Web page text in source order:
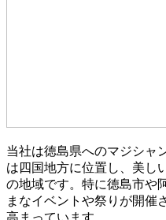
当社は徳島県へのマジシャ
は四国地方に位置し、美し
の地域です。特に徳島市や
まなイベントや祭りが開催
高まっています。